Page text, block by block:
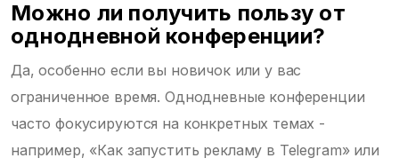
Можно ли получить пользу от
однодневной конференции?
Да, особенно если вы новичок или у вас
ограниченное время. Однодневные конференции
часто фокусируются на конкретных темах -
например, «Как запустить рекламу в Telegram» или